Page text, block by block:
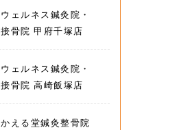
ウェルネス鍼灸院・
接骨院 甲府千塚店
ウェルネス鍼灸院・
接骨院 高崎飯塚店
かえる堂鍼灸整骨院